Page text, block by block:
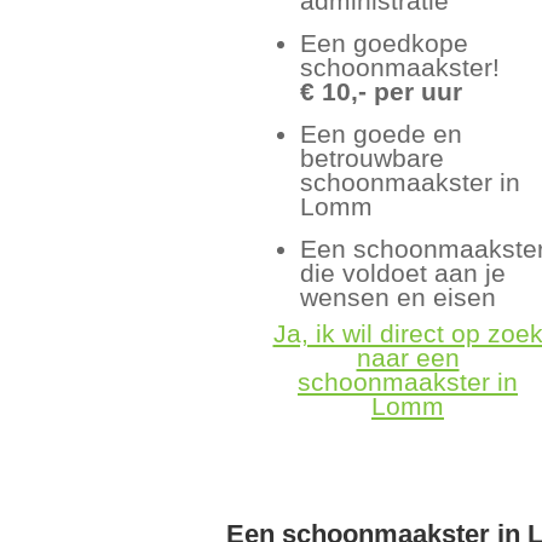
Een goedkope
schoonmaakster!
€ 10,- per uur
Een goede en
betrouwbare
schoonmaakster in
Lomm
Een
die voldoet aan je
wensen en eisen
Ja, ik wil direct op zoek
naar een
schoonmaakster in
Lomm
Een schoonmaakster in